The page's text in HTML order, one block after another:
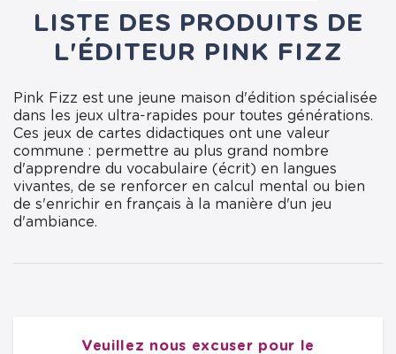
LISTE DES PRODUITS DE
L'ÉDITEUR PINK FIZZ
Pink Fizz est une jeune maison d'édition spécialisée
dans les jeux ultra-rapides pour toutes générations.
Ces jeux de cartes didactiques ont une valeur
commune : permettre au plus grand nombre
d'apprendre du vocabulaire (écrit) en langues
vivantes, de se renforcer en calcul mental ou bien
de s'enrichir en français à la manière d'un jeu
d'ambiance.
Veuillez nous excuser pour le